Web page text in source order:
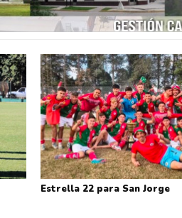
Estrella 22 para San Jorge